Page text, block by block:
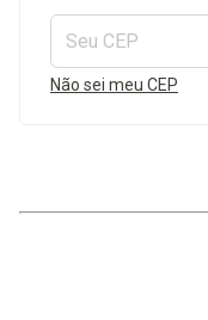
Não sei meu CEP